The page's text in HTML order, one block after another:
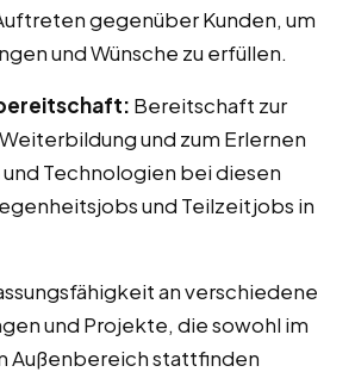
gegenüber Kunden, um
und Wünsche zu erfüllen.
Bereitschaft zur
und zum Erlernen
Technologien bei diesen
und Teilzeitjobs in
an verschiedene
und Projekte, die sowohl im
Außenbereich stattfinden